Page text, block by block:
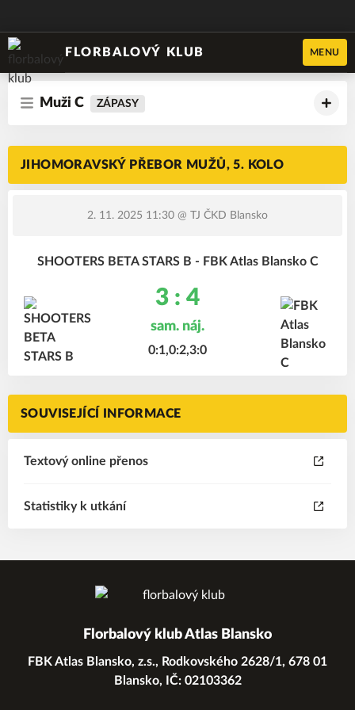
FLORBALOVÝ KLUB MENU
Muži C ZÁPASY
JIHOMORAVSKÝ PŘEBOR MUŽŮ, 5. KOLO
2. 11. 2025 11:30 @ TJ ČKD Blansko
SHOOTERS BETA STARS B - FBK Atlas Blansko C
3 : 4
sam. náj.
0:1,0:2,3:0
SOUVISEJÍCÍ INFORMACE
Textový online přenos
Statistiky k utkání
Florbalový klub Atlas Blansko
FBK Atlas Blansko, z.s., Rodkovského 2628/1, 678 01
Blansko, IČ: 02103362